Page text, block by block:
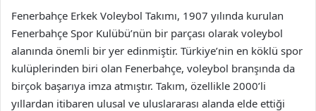
Fenerbahçe Erkek Voleybol Takımı, 1907 yılında kurulan
Fenerbahçe Spor Kulübü’nün bir parçası olarak voleybol
alanında önemli bir yer edinmiştir. Türkiye’nin en köklü spor
kulüplerinden biri olan Fenerbahçe, voleybol branşında da
birçok başarıya imza atmıştır. Takım, özellikle 2000’li
yıllardan itibaren ulusal ve uluslararası alanda elde ettiği